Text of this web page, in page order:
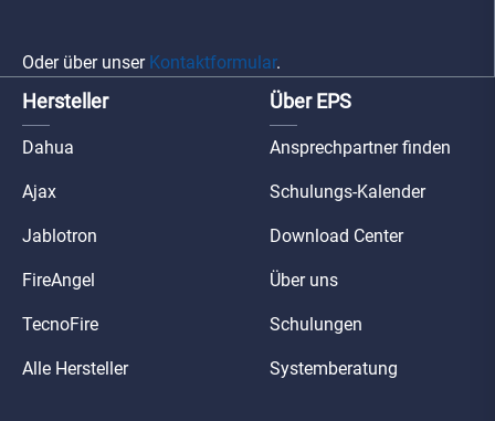
Oder über unser Kontaktformular.
Hersteller
Dahua
Ajax
Jablotron
FireAngel
TecnoFire
Alle Hersteller
Über EPS
Ansprechpartner finden
Schulungs-Kalender
Download Center
Über uns
Schulungen
Systemberatung